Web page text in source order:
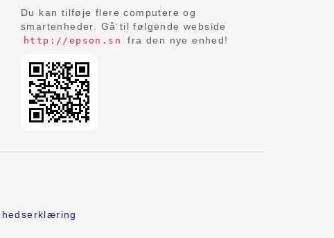
Du kan tilføje flere computere og
smartenheder. Gå til følgende webside
http://epson.sn fra den nye enhed!